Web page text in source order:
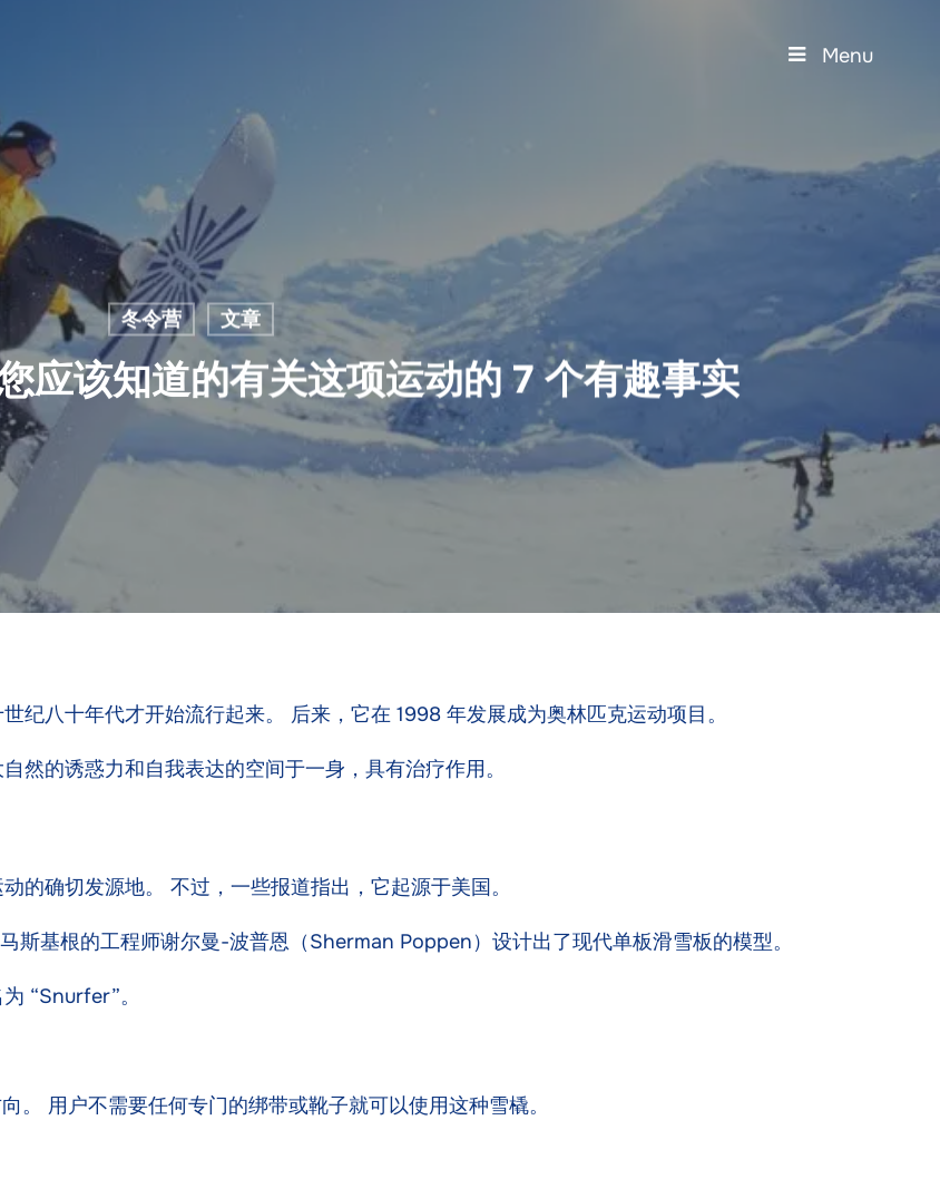
Menu
冬令营 文章
应该知道的有关这项运动的 7 个有趣事实
纪八十年代才开始流行起来。 后来，它在 1998 年发展成为奥林匹克运动项目。
然的诱惑力和自我表达的空间于一身，具有治疗作用。
的确切发源地。 不过，一些报道指出，它起源于美国。
斯基根的工程师谢尔曼-波普恩（Sherman Poppen）设计出了现代单板滑雪板的模型。
“Snurfer”。
。 用户不需要任何专门的绑带或靴子就可以使用这种雪橇。